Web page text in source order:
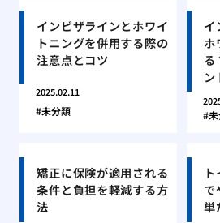
インビザラインとホワイ
トニングを併用する際の
注意点とコツ
2025.02.11
未分類
イ
ホ
る
ン
矯正に保険が適用される
条件と負担を軽減する方
法
で
単